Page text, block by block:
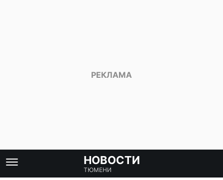
НОВОСТИ
ТЮМЕНИ